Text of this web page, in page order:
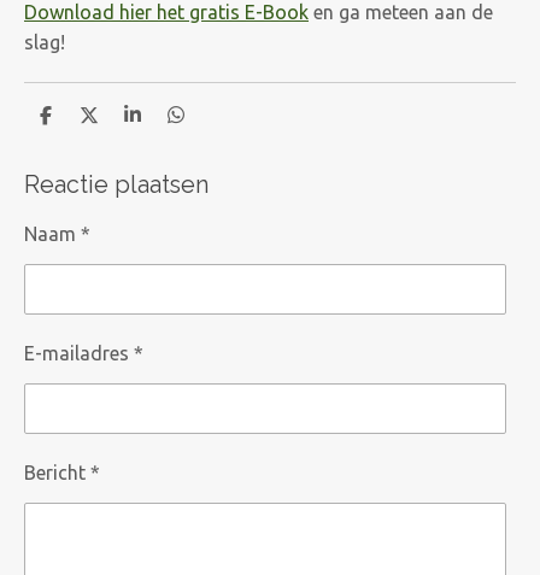
Download hier het gratis E-Book en ga meteen aan de
slag!
D
e
D
l
S
r
D
e
Reactie plaatsen
Naam *
E-mailadres *
Bericht *